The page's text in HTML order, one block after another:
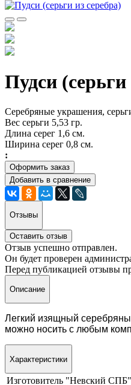
Пудси (серьги
Серебряные украшения,
Вес серьги 5,53 гр.
Длина серег 1,6 см.
Ширина серег 0,8 см.
:
Оформить заказ
Добавить в сравнение
Отзывы
Оставить отзыв
Отзыв успешно отправлен.
Он будет проверен
Перед публикацией отзывы
Описание
Легкий изящный
можно носить с любым
Характеристики
Изготовитель "Невский